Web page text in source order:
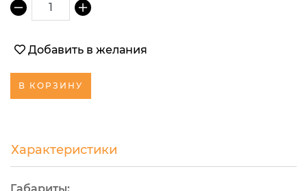
1
Добавить в желания
В КОРЗИНУ
Характеристики